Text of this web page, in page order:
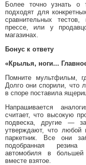
Более точно узнать
подходят для
сравнительных
прессе, или у
магазинах.
Бонус к ответу
«Крылья, ноги...
Помните мультфильм,
Долго они спорили, что
в споре поставила
Напрашивается
считает, что высокую
подвеска, другие —
утверждают, что любой
паркетник. Все они
подобранная резина
автомобиля в
вместе взятое.